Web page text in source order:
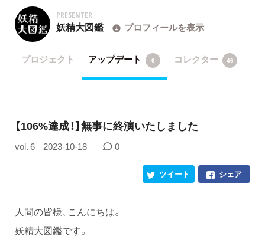
PRESENTER
妖精大図鑑 プロフィールを表示
プロジェクト アップデート 6 コレクター 46
【106%達成！】無事に終演いたしました
vol. 6 2023-10-18 0
シェア
ツイート
人間の皆様、こんにちは。
妖精大図鑑です。